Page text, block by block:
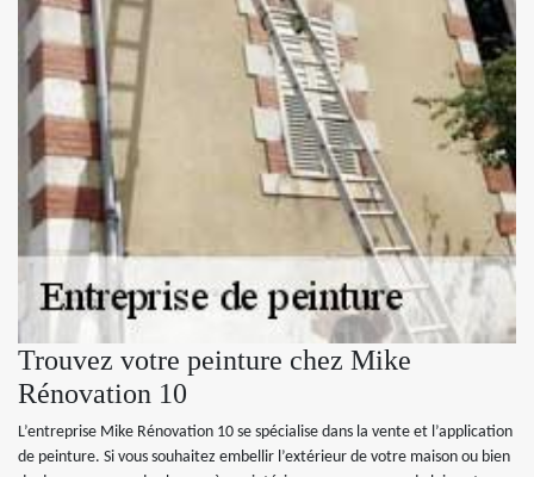
Trouvez votre peinture chez Mike
Rénovation 10
L’entreprise Mike Rénovation 10 se spécialise dans la vente et l’application
de peinture. Si vous souhaitez embellir l’extérieur de votre maison ou bien